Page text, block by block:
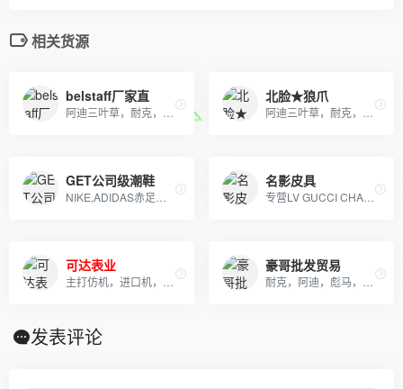
相关货源
belstaff厂家直 北脸★狼爪
GET公司级潮鞋 名影皮具
可达表业 豪哥批发贸易
发表评论